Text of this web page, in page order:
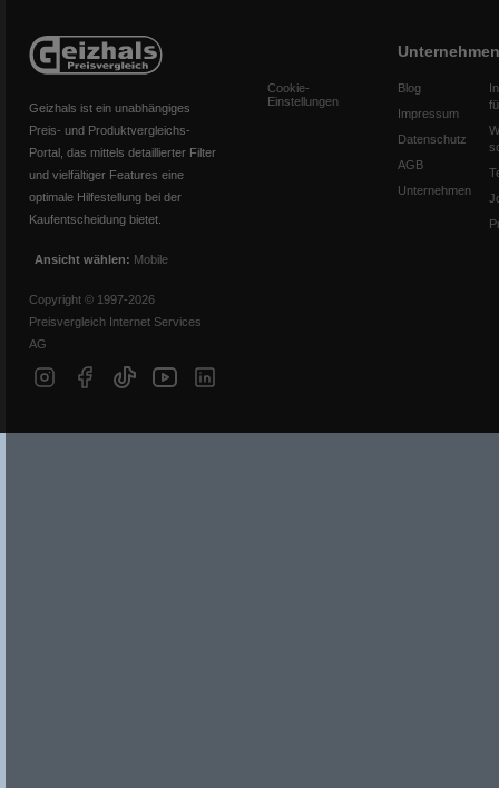
Geizhals ist ein unabhängiges
Preis- und Produktvergleichs-
Portal, das mittels detaillierter Filter
und vielfältiger Features eine
optimale Hilfestellung bei der
Kaufentscheidung bietet.
Ansicht wählen: Mobile
Copyright © 1997-2026
Preisvergleich Internet Services
AG
Cookie-
Einstellungen
Unternehmen
Blog
Impressum
Datenschutz
AGB
Unternehmen